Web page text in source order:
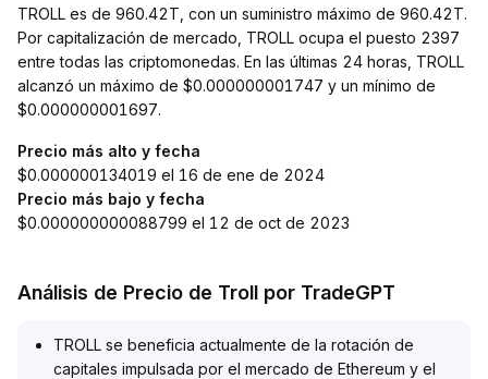
TROLL es de 960.42T, con un suministro máximo de 960.42T.
Por capitalización de mercado, TROLL ocupa el puesto 2397
entre todas las criptomonedas. En las últimas 24 horas, TROLL
alcanzó un máximo de $0.000000001747 y un mínimo de
$0.000000001697.
Precio más alto y fecha
$0.000000134019 el 16 de ene de 2024
Precio más bajo y fecha
$0.000000000088799 el 12 de oct de 2023
Análisis de Precio de Troll por TradeGPT
TROLL se beneficia actualmente de la rotación de
capitales impulsada por el mercado de Ethereum y el